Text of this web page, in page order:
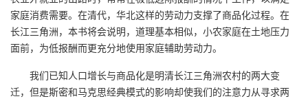
家庭消费需要。在清代，华北这样的劳动力支撑了商品化过程。在
长江三角洲，本书将会说明，道理基本相似，小农家庭在土地压力
面前，为低报酬而更充分地使用家庭辅助劳动力。
我们已知人口增长与商品化是明清长江三角洲农村的两大变
迁，但是斯密和马克思经典模式的影响却使我们的注意力从寻求两